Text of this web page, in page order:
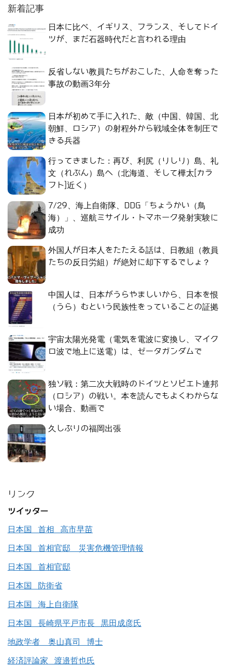
新着記事
日本に比べ、イギリス、フランス、そしてドイ
ツが、まだ石器時代だと言われる理由
反省しない教員たちがおこした、人命を奪った
事故の動画3年分
日本が初めて手に入れた、敵（中国、韓国、北
朝鮮、ロシア）の射程外から戦域全体を制圧で
きる兵器
行ってきました：再び、利尻（りしり）島、礼
文（れぶん）島へ（北海道、そして樺太[カラ
フト]近く）
7/29、海上自衛隊、DDG「ちょうかい（鳥
海）」、巡航ミサイル・トマホーク発射実験に
成功
外国人が日本人をたたえる話は、日教組（教員
たちの反日労組）が絶対に却下するでしょ？
中国人は、日本がうらやましいから、日本を恨
（うら）むという民族性をっていることの証拠
宇宙太陽光発電（電気を電波に変換し、マイク
ロ波で地上に送電）は、ゼータガンダムで
独ソ戦：第二次大戦時のドイツとソビエト連邦
（ロシア）の戦い。本を読んでもよくわからな
い場合、動画で
久しぶりの福岡出張
リンク
ツイッター
日本国 首相 高市早苗
日本国 首相官邸 災害危機管理情報
日本国 首相官邸
日本国 防衛省
日本国 海上自衛隊
日本国 長崎県平戸市長 黒田成彦氏
地政学者 奥山真司 博士
経済評論家 渡邉哲也氏